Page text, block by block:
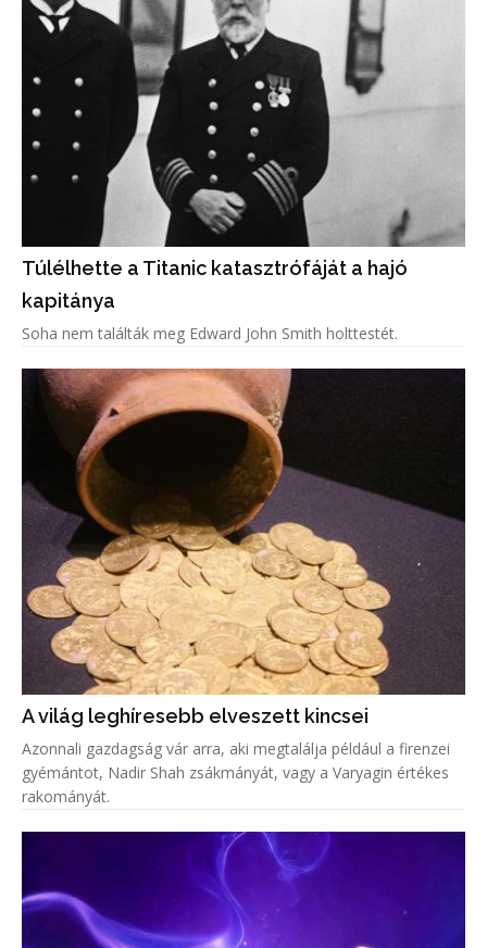
Túlélhette a Titanic katasztrófáját a hajó
kapitánya
Soha nem találták meg Edward John Smith holttestét.
A világ leghíresebb elveszett kincsei
Azonnali gazdagság vár arra, aki megtalálja például a firenzei
gyémántot, Nadir Shah zsákmányát, vagy a Varyagin értékes
rakományát.